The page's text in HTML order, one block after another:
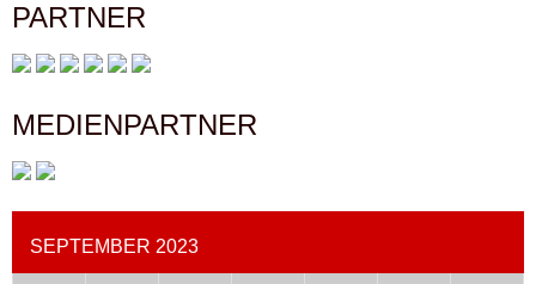
PARTNER
MEDIENPARTNER
SEPTEMBER 2023